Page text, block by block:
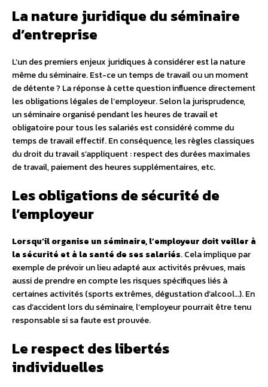
La nature juridique du séminaire
d’entreprise
L’un des premiers enjeux juridiques à considérer est la nature
même du séminaire. Est-ce un temps de travail ou un moment
de détente ? La réponse à cette question influence directement
les obligations légales de l’employeur. Selon la jurisprudence,
un séminaire organisé pendant les heures de travail et
obligatoire pour tous les salariés est considéré comme du
temps de travail effectif. En conséquence, les règles classiques
du droit du travail s’appliquent : respect des durées maximales
de travail, paiement des heures supplémentaires, etc.
Les obligations de sécurité de
l’employeur
Lorsqu’il organise un séminaire, l’employeur doit veiller à
la sécurité et à la santé de ses salariés. Cela implique par
exemple de prévoir un lieu adapté aux activités prévues, mais
aussi de prendre en compte les risques spécifiques liés à
certaines activités (sports extrêmes, dégustation d’alcool…). En
cas d’accident lors du séminaire, l’employeur pourrait être tenu
responsable si sa faute est prouvée.
Le respect des libertés
individuelles